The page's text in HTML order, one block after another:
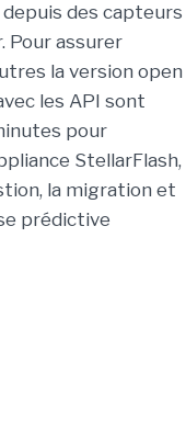
des capteurs
Pour assurer
la version open
les API sont
pour
StellarFlash,
la migration et
prédictive